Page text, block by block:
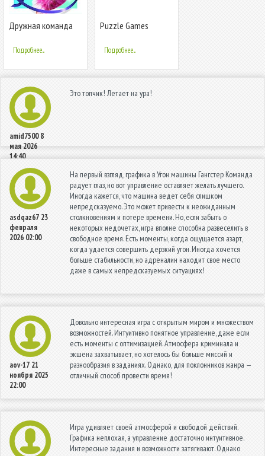
Дружная команда
танцевать
Подробнее...
Puzzle Games
Подробнее...
amid7500 8
мая 2026
14:40
Это топчик! Летает на ура!
asdqaz67 23
февраля
2026 02:00
На первый взгляд, графика в Угон машины Гангстер Команда
радует глаз, но вот управление оставляет желать лучшего.
Иногда кажется, что машина ведет себя слишком
непредсказуемо. Это может привести к неожиданным
столкновениям и потере времени. Но, если забыть о
некоторых недочетах, игра вполне способна развеселить в
свободное время. Есть моменты, когда ощущается азарт,
когда удается совершить дерзкий угон. Иногда хочется
больше стабильности, но адреналин находит свое место
даже в самых непредсказуемых ситуациях!
aov-17 21
ноября 2025
22:00
Довольно интересная игра с открытым миром и множеством
возможностей. Интуитивно понятное управление, даже если
есть моменты с оптимизацией. Атмосфера криминала и
экшена захватывает, но хотелось бы больше миссий и
разнообразия в заданиях. Однако, для поклонников жанра —
отличный способ провести время!
Игра удивляет своей атмосферой и свободой действий.
Графика неплохая, а управление достаточно интуитивное.
Интересные задания и возможности затягивают. Однако